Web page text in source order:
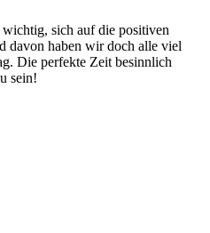
sich auf die positiven
davon haben wir doch alle viel
Die perfekte Zeit besinnlich
sein!